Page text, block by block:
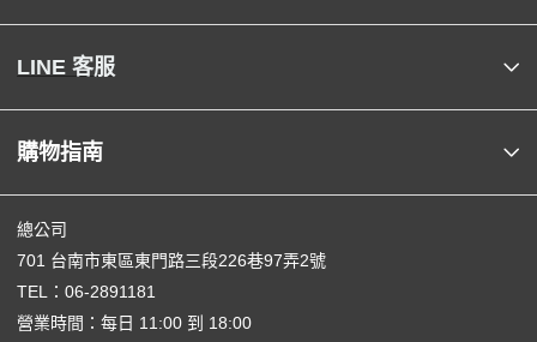
LINE 客服
購物指南
總公司
701 台南市東區東門路三段226巷97弄2號
TEL： 06-2891181
營業時間：每日 11:00 到 18:00